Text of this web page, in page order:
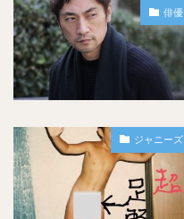
俳優
ジャニーズ